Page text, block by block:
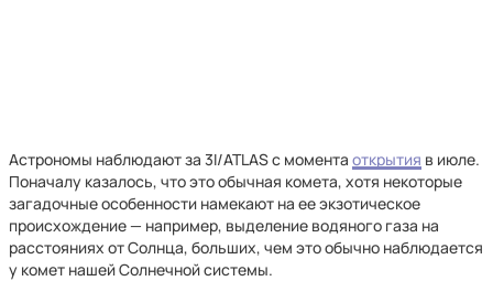
Астрономы наблюдают за 3I/ATLAS с момента открытия в июле.
Поначалу казалось, что это обычная комета, хотя некоторые
загадочные особенности намекают на ее экзотическое
происхождение — например, выделение водяного газа на
расстояниях от Солнца, больших, чем это обычно наблюдается
у комет нашей Солнечной системы.